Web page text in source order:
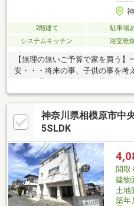
2階建て 駐車場
システムキッチン
浴室乾
【無理の無いご予算で家を買う
安・・・将来の事、子供の事を考
しの時と変わらぬ支払いで満足度
～～リフォーム内容～～～クロス
室乾燥機付)トイレ新規交換(1F、
スコンロ交換畳全面張替え襖・障
い。
神奈川県相模原市中
5SLDK
間取
建物
土地
築年